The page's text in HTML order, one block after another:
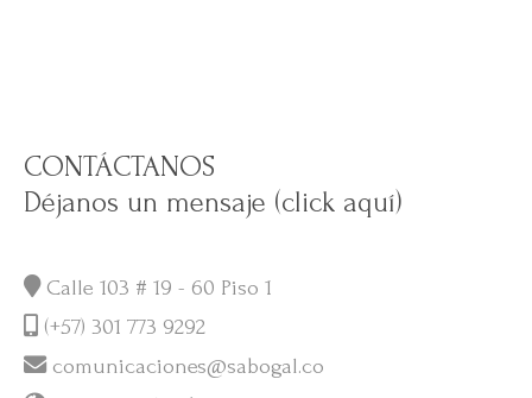
CONTÁCTANOS
Déjanos un mensaje (click aquí)
Calle 103 # 19 - 60 Piso 1
(+57) 301 773 9292
comunicaciones@sabogal.co